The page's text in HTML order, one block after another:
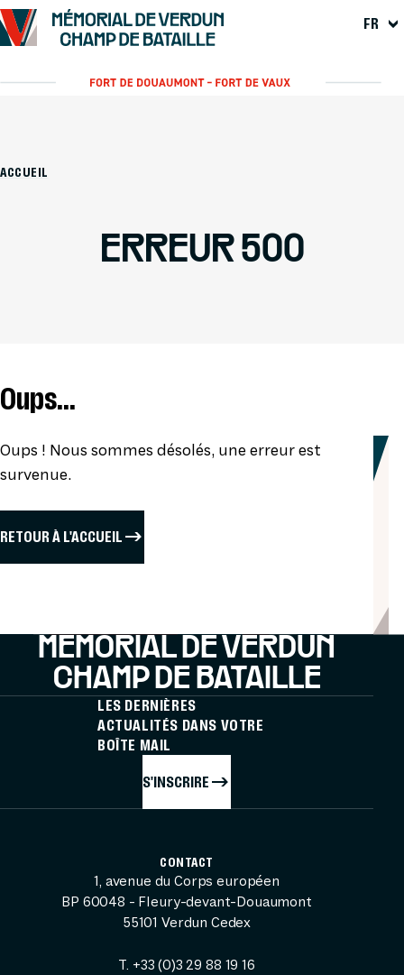
FR
ACCUEIL
ERREUR 500
Oups...
Oups ! Nous sommes désolés, une erreur est
survenue.
RETOUR À L'ACCUEIL
MÉMORIAL DE VERDUN
CHAMP DE BATAILLE
LES DERNIÈRES
ACTUALITÉS DANS VOTRE
BOÎTE MAIL
S'INSCRIRE
CONTACT
1, avenue du Corps européen
BP 60048 - Fleury-devant-Douaumont
55101 Verdun Cedex
T. +33 (0)3 29 88 19 16